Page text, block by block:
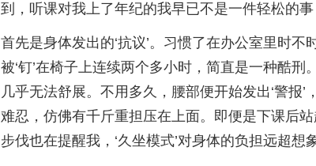
到，听课对我上了年纪的我早已不是一件轻松的事
首先是身体发出的‘抗议’。习惯了在办公室里时不
被‘钉’在椅子上连续两个多小时，简直是一种酷
几乎无法舒展。不用多久，腰部便开始发出‘警报
难忍，仿佛有千斤重担压在上面。即便是下课后
步伐也在提醒我，‘久坐模式’对身体的负担远超想